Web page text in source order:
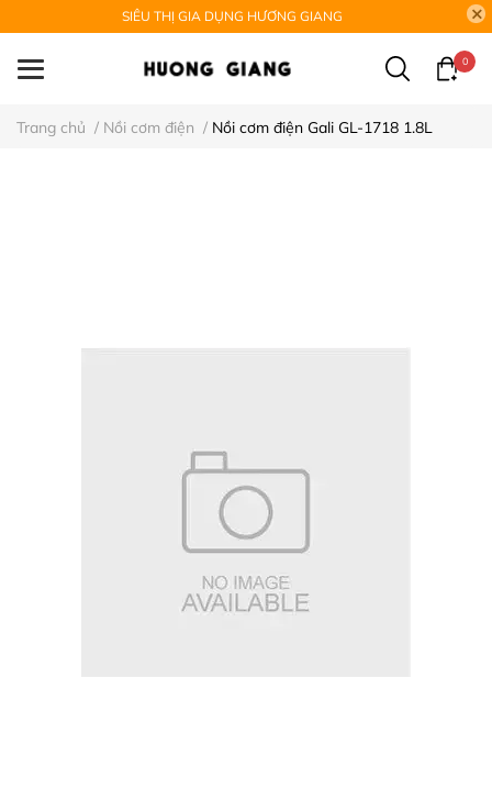
SIÊU THỊ GIA DỤNG HƯƠNG GIANG
0
Trang chủ / Nồi cơm điện / Nồi cơm điện Gali GL-1718 1.8L